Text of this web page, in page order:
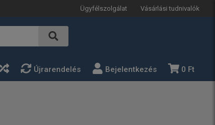
Ügyfélszolgálat Vásárlási tudnivalók
Újrarendelés Bejelentkezés 0 Ft